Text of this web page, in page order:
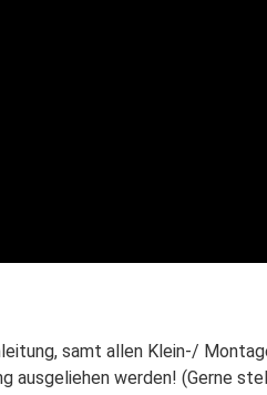
samt allen Klein-/
ausgeliehen werden! (Gerne